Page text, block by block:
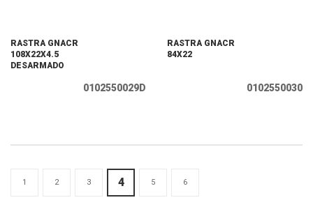
RASTRA GNACR
108X22X4.5
DESARMADO
0102550029D
RASTRA GNACR
84X22
0102550030
1 2 3 4 5 6